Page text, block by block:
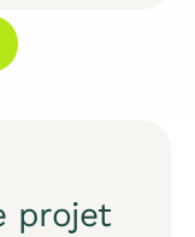
projet